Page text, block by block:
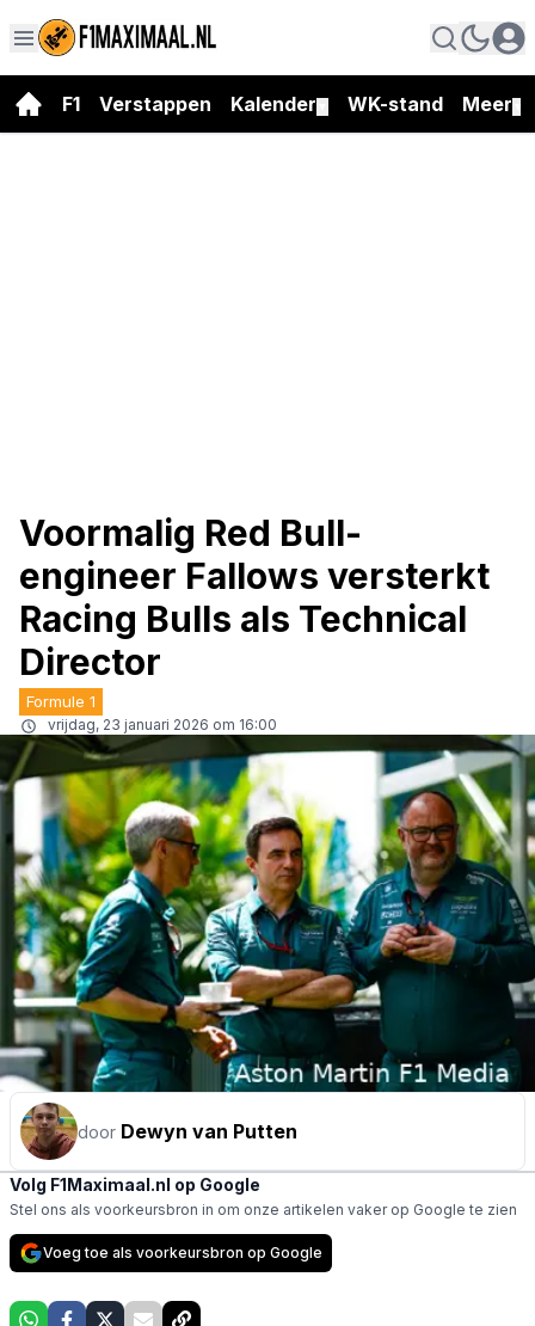
F1 Verstappen Kalender WK-stand Meer
Voormalig Red Bull-
engineer Fallows versterkt
Racing Bulls als Technical
Director
Formule 1
vrijdag, 23 januari 2026 om 16:00
door Dewyn van Putten
Volg F1Maximaal.nl op Google
Stel ons als voorkeursbron in om onze artikelen vaker op Google te zien
Voeg toe als voorkeursbron op Google